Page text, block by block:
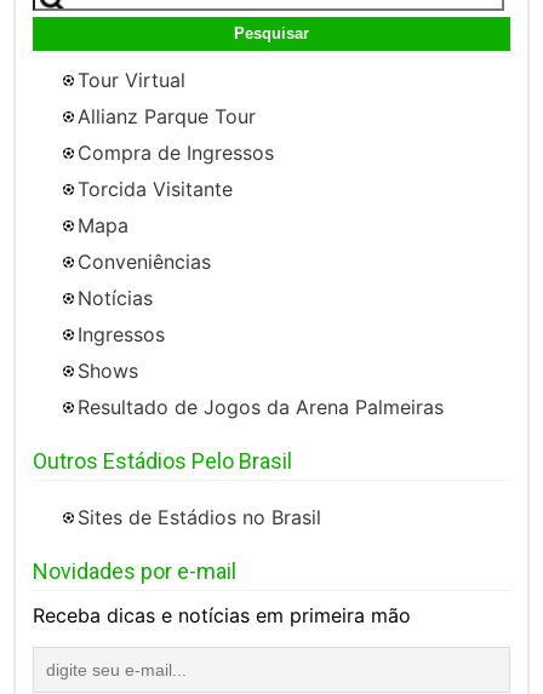
por:
Tour Virtual
Allianz Parque Tour
Compra de Ingressos
Torcida Visitante
Mapa
Conveniências
Notícias
Ingressos
Shows
Resultado de Jogos da Arena Palmeiras
Outros Estádios Pelo Brasil
Sites de Estádios no Brasil
Novidades por e-mail
Receba dicas e notícias em primeira mão